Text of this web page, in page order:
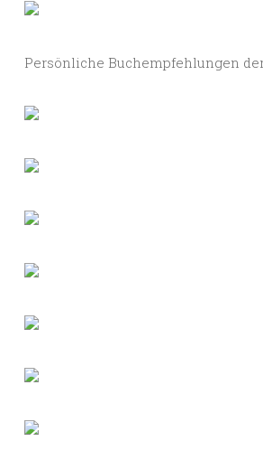
Persönliche Buchempfehlungen